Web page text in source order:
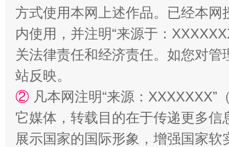
方式使用本网上述作品。已经本
内使用，并注明“来源于：
关法律责任和经济责任。如您对
站反映。
② 凡本网注明“来源：
它媒体，转载目的在于传递更多
展示国家的国际形象，增强国家